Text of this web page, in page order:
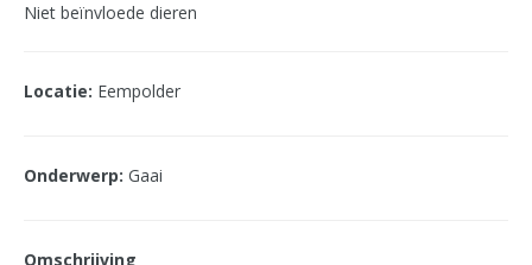
Niet beïnvloede dieren
Locatie: Eempolder
Onderwerp: Gaai
Omschrijving